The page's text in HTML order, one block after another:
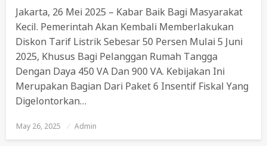
Jakarta, 26 Mei 2025 – Kabar Baik Bagi Masyarakat
Kecil. Pemerintah Akan Kembali Memberlakukan
Diskon Tarif Listrik Sebesar 50 Persen Mulai 5 Juni
2025, Khusus Bagi Pelanggan Rumah Tangga
Dengan Daya 450 VA Dan 900 VA. Kebijakan Ini
Merupakan Bagian Dari Paket 6 Insentif Fiskal Yang
Digelontorkan…
Posted
On
May 26, 2025 Admin